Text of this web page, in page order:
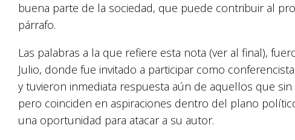
buena parte de la sociedad, que puede contribuir al
párrafo.
Las palabras a la que refiere esta nota (ver al final),
Julio, donde fue invitado a participar como
y tuvieron inmediata respuesta aún de aquellos que
pero coinciden en aspiraciones dentro del plano
una oportunidad para atacar a su autor.